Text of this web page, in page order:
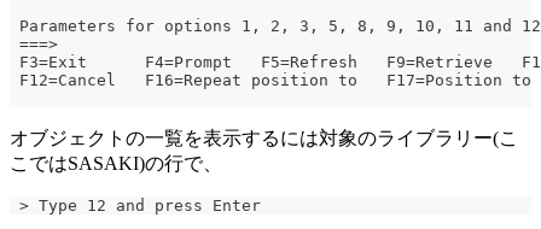
Parameters for options 1, 2, 3, 5, 8, 9, 10, 11 and 12
===>
F3=Exit      F4=Prompt   F5=Refresh   F9=Retrieve
F12=Cancel   F16=Repeat position to   F17=Position to
オブジェクトの一覧を表示するには対象のライブラリー(こ
こではSASAKI)の行で、
> Type 12 and press Enter